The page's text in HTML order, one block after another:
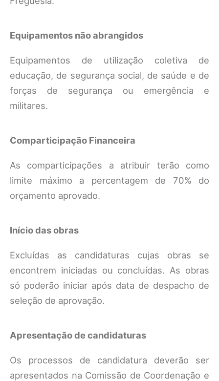
Equipamentos não abrangidos
Equipamentos de utilização coletiva de
educação, de segurança social, de saúde e de
forças de segurança ou emergência e
militares.
Comparticipação Financeira
As comparticipações a atribuir terão como
limite máximo a percentagem de 70% do
orçamento aprovado.
Início das obras
Excluídas as candidaturas cujas obras se
encontrem iniciadas ou concluídas. As obras
só poderão iniciar após data de despacho de
seleção de aprovação.
Apresentação de candidaturas
Os processos de candidatura deverão ser
apresentados na Comissão de Coordenação e